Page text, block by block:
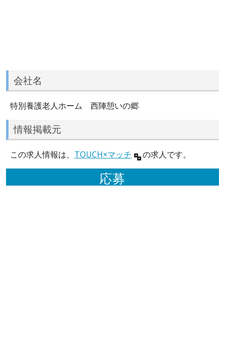
会社名
特別養護老人ホーム 西陣憩いの郷
情報掲載元
この求人情報は、 TOUCH×マッチ の求人です。
応募